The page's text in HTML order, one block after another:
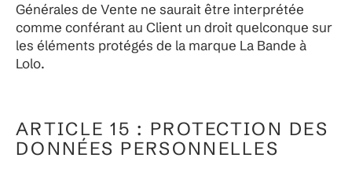
Générales de Vente ne saurait être interprétée
comme conférant au Client un droit quelconque sur
les éléments protégés de la marque La Bande à
Lolo.
ARTICLE 15 : PROTECTION DES
DONNÉES PERSONNELLES